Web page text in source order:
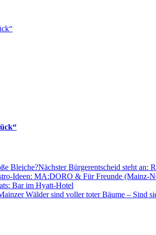
Nächster Bürgerentscheid steht an:
Ideen: MA:DORO & Für Freunde (Mainz-
Bar im Hyatt-Hotel
Wälder sind voller toter Bäume – Sind